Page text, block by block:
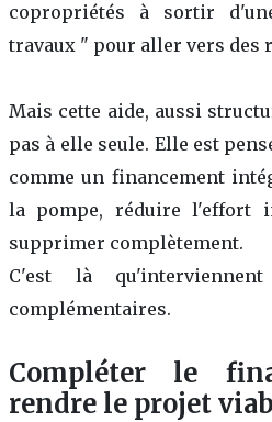
copropriétés à sortir
travaux " pour aller vers des
Mais cette aide, aussi
pas à elle seule. Elle est
comme un financement
la pompe, réduire l'effort
supprimer complètement.
C'est là
complémentaires.
Compléter le
rendre le projet